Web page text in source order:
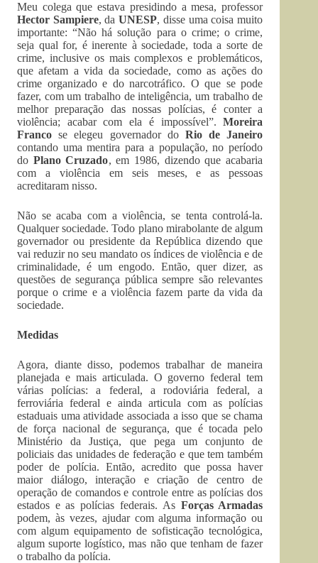
Meu colega que estava presidindo a mesa, professor
Hector Sampiere, daUNESP, disse uma coisa muito
importante: “Não há solução para o crime; o crime,
seja qual for, é inerente à sociedade, toda a sorte de
crime, inclusive os mais complexos e problemáticos,
que afetam a vida da sociedade, como as ações do
crime organizado e do narcotráfico. O que se pode
fazer, com um trabalho de inteligência, um trabalho de
melhor preparação das nossas polícias, é conter a
violência; acabar com ela é impossível”.Moreira
Franco se elegeu governador do Rio de Janeiro
contando uma mentira para a população, no período
do Plano Cruzado, em 1986, dizendo que acabaria
com a violência em seis meses, e as pessoas
acreditaram nisso.
Não se acaba com a violência, se tenta controlá-la.
Qualquer sociedade. Todo plano mirabolante de algum
governador ou presidente da República dizendo que
vai reduzir no seu mandato os índices de violência e de
criminalidade, é um engodo. Então, quer dizer, as
questões de segurança pública sempre são relevantes
porque o crime e a violência fazem parte da vida da
sociedade.
Medidas
Agora, diante disso, podemos trabalhar de maneira
planejada e mais articulada. O governo federal tem
várias polícias: a federal, a rodoviária federal, a
ferroviária federal e ainda articula com as polícias
estaduais uma atividade associada a isso que se chama
de força nacional de segurança, que é tocada pelo
Ministério da Justiça, que pega um conjunto de
policiais das unidades de federação e que tem também
poder de polícia. Então, acredito que possa haver
maior diálogo, interação e criação de centro de
operação de comandos e controle entre as polícias dos
estados e as polícias federais. As Forças Armadas
podem, às vezes, ajudar com alguma informação ou
com algum equipamento de sofisticação tecnológica,
algum suporte logístico, mas não que tenham de fazer
o trabalho da polícia.